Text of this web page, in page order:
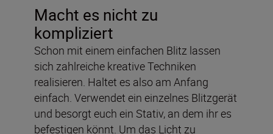
Macht es nicht zu
kompliziert
Schon mit einem einfachen Blitz lassen
sich zahlreiche kreative Techniken
realisieren. Haltet es also am Anfang
einfach. Verwendet ein einzelnes Blitzgerät
und besorgt euch ein Stativ, an dem ihr es
befestigen könnt. Um das Licht zu